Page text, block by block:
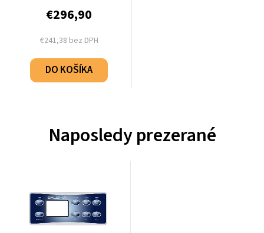
€241,38 bez DPH
€296,90
DO KOŠÍKA
Naposledy prezerané